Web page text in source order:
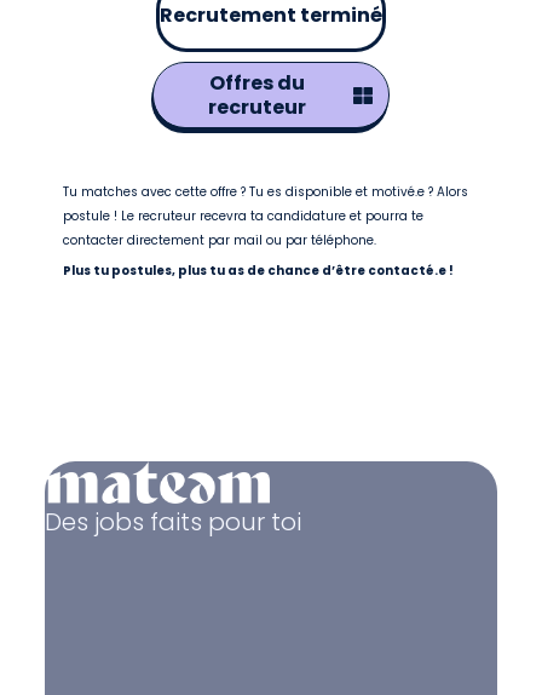
Recrutement terminé
Offres du
recruteur
Tu matches avec cette offre ? Tu es disponible et motivé.e ? Alors
postule ! Le recruteur recevra ta candidature et pourra te
contacter directement par mail ou par téléphone.
Plus tu postules, plus tu as de chance d’être contacté.e !
Des jobs faits pour toi